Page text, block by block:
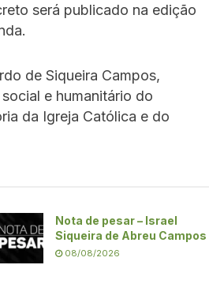
será publicado na edição
de Siqueira Campos,
e humanitário do
da Igreja Católica e do
Nota de pesar – Israel
Siqueira de Abreu Campos
08/08/2026